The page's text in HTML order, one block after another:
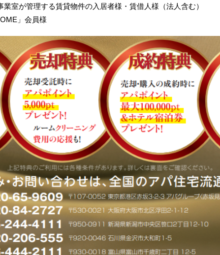
室が管理する賃貸物件の入居者様・賃借人様（法人含む）
」会員様